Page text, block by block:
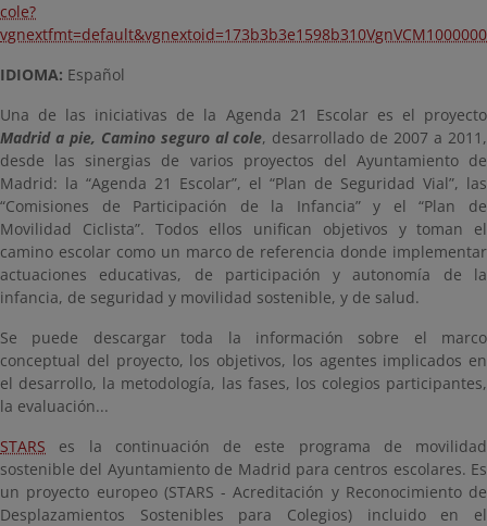
cole?
IDIOMA: Español
Una de las iniciativas de la Agenda 21 Escolar es el proyecto
Madrid a pie, Camino seguro al cole, desarrollado de 2007 a 2011,
desde las sinergias de varios proyectos del Ayuntamiento de
Madrid: la “Agenda 21 Escolar”, el “Plan de Seguridad Vial”, las
“Comisiones de Participación de la Infancia” y el “Plan de
Movilidad Ciclista”. Todos ellos unifican objetivos y toman el
camino escolar como un marco de referencia donde implementar
actuaciones educativas, de participación y autonomía de la
infancia, de seguridad y movilidad sostenible, y de salud.
Se puede descargar toda la información sobre el marco
conceptual del proyecto, los objetivos, los agentes implicados en
el desarrollo, la metodología, las fases, los colegios participantes,
la evaluación...
STARS es la continuación de este programa de movilidad
sostenible del Ayuntamiento de Madrid para centros escolares. Es
un proyecto europeo (STARS - Acreditación y Reconocimiento de
Desplazamientos Sostenibles para Colegios) incluido en el